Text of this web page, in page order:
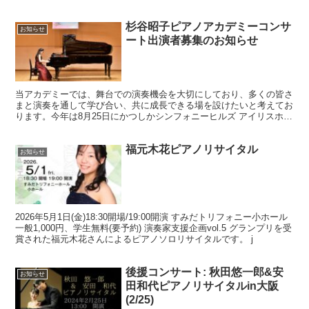
お知らせ
杉谷昭子ピアノアカデミーコンサ
ート出演者募集のお知らせ
当アカデミーでは、舞台での演奏機会を大切にしており、多くの皆さ
まと演奏を通して学び合い、共に成長できる場を設けたいと考えてお
ります。今年は8月25日にかつしかシンフォニーヒルズ アイリスホー
お知らせ 福元木花ピアノリサイタル
2026年5月1日(金)18:30開場/19:00開演 すみだトリフォニー小ホール
一般1,000円、学生無料(要予約) 演奏家支援企画vol.5 グランプリを受
賞された福元木花さんによるピアノソロリサイタルです。 j
お知らせ
後援コンサート: 秋田悠一郎&安
田和代ピアノリサイタルin大阪
(2/25)